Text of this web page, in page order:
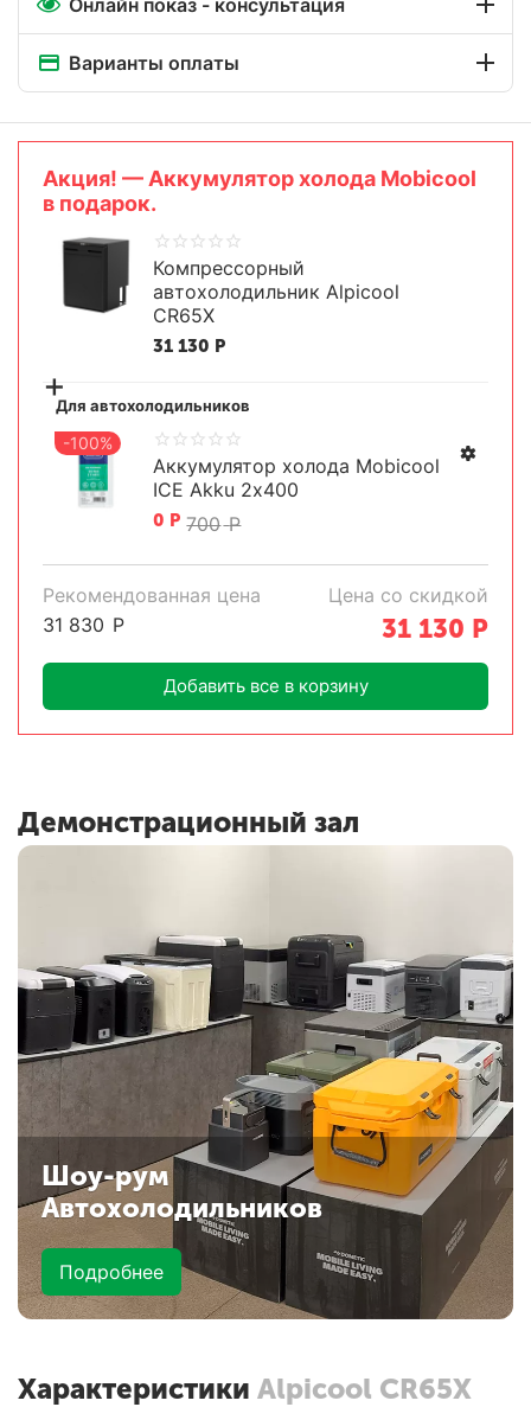
Варианты оплаты
Aкция! — Аккумулятор холода Mobicool
в подарок.
Компрессорный
автохолодильник Alpicool
CR65X
31 130 Р
+Для автохолодильников
-100%
Аккумулятор холода Mobicool
ICE Akku 2х400
0 Р 700 Р
Рекомендованная цена
31 830 Р
Цена со скидкой
31 130 Р
Добавить все в корзину
Демонстрационный зал
Шоу-рум
Автохолодильников
Подробнее
Характеристики Alpicool CR65X